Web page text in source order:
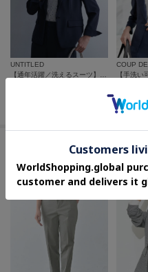
UNTITLED
【通年活躍／洗えるスーツ】テーラードジャケット
COUP
30%OFF
この商品を見た
チェッ